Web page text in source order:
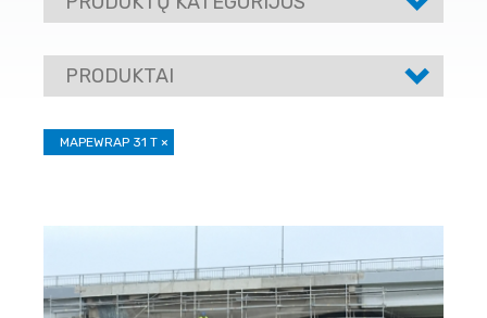
PRODUKTAI
MAPEWRAP 31 T ×